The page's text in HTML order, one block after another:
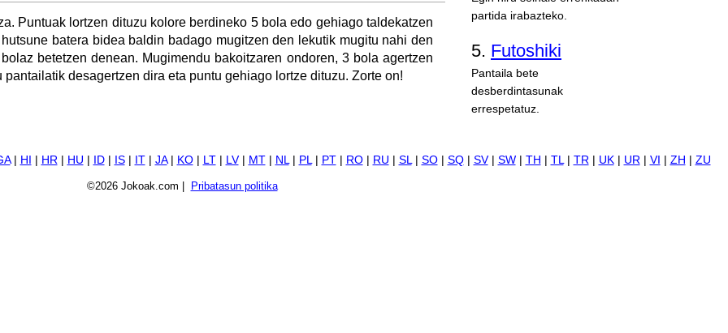
Puntuak lortzen dituzu kolore berdineko 5 bola edo gehiago taldekatzen
batera bidea baldin badago mugitzen den lekutik mugitu nahi den
betetzen denean. Mugimendu bakoitzaren ondoren, 3 bola agertzen
desagertzen dira eta puntu gehiago lortze dituzu. Zorte on!
partida irabazteko.
5. Futoshiki
Pantaila bete
desberdintasunak
errespetatuz.
| HI HR| HU ID| IS| IT| JA| KO| LT| LV| MT| NL| PL| PT| RO| RU SL| SO| SQ| SV| SW| TH TL| TR| UK| UR| VI ZH ZU
©2026 Jokoak.com | Pribatasun politika